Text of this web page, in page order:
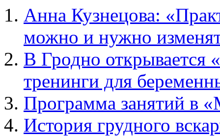
Анна Кузнецова:
можно и нужно
В Гродно
тренинги для
Программа занятий в
История грудного